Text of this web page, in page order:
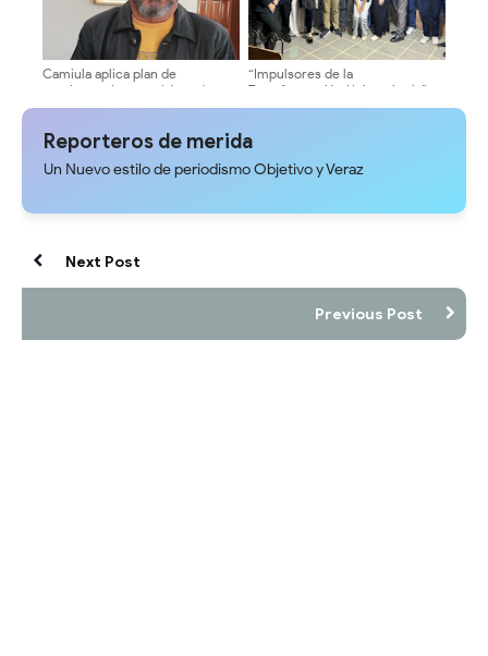
Camiula aplica plan de
contingencia para el área de
Emergencia ante temporada
“Impulsores de la
Transformación Universitaria”
sostuvieron encuentros en la
sostenibilidad
Reporteros de merida
Un Nuevo estilo de periodismo Objetivo y Veraz
Next Post
Previous Post